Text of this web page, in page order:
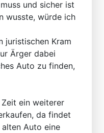
und sicher ist
wusste, würde ich
juristischen Kram
Ärger dabei
Auto zu finden,
ein weiterer
da findet
Auto eine